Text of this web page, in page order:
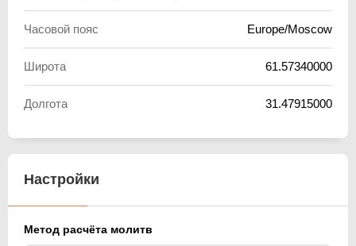
Часовой пояс Europe/Moscow
Широта 61.57340000
Долгота 31.47915000
Настройки
Метод расчёта молитв